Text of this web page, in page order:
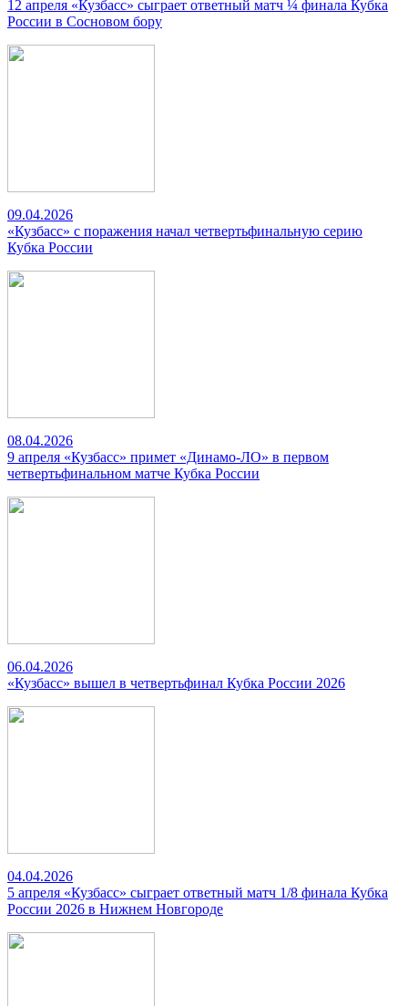
12 апреля «Кузбасс» сыграет ответный матч ¼ финала Кубка
России в Сосновом бору
09.04.2026
«Кузбасс» с поражения начал четвертьфинальную серию
Кубка России
08.04.2026
9 апреля «Кузбасс» примет «Динамо-ЛО» в первом
четвертьфинальном матче Кубка России
06.04.2026
«Кузбасс» вышел в четвертьфинал Кубка России 2026
04.04.2026
5 апреля «Кузбасс» сыграет ответный матч 1/8 финала Кубка
России 2026 в Нижнем Новгороде